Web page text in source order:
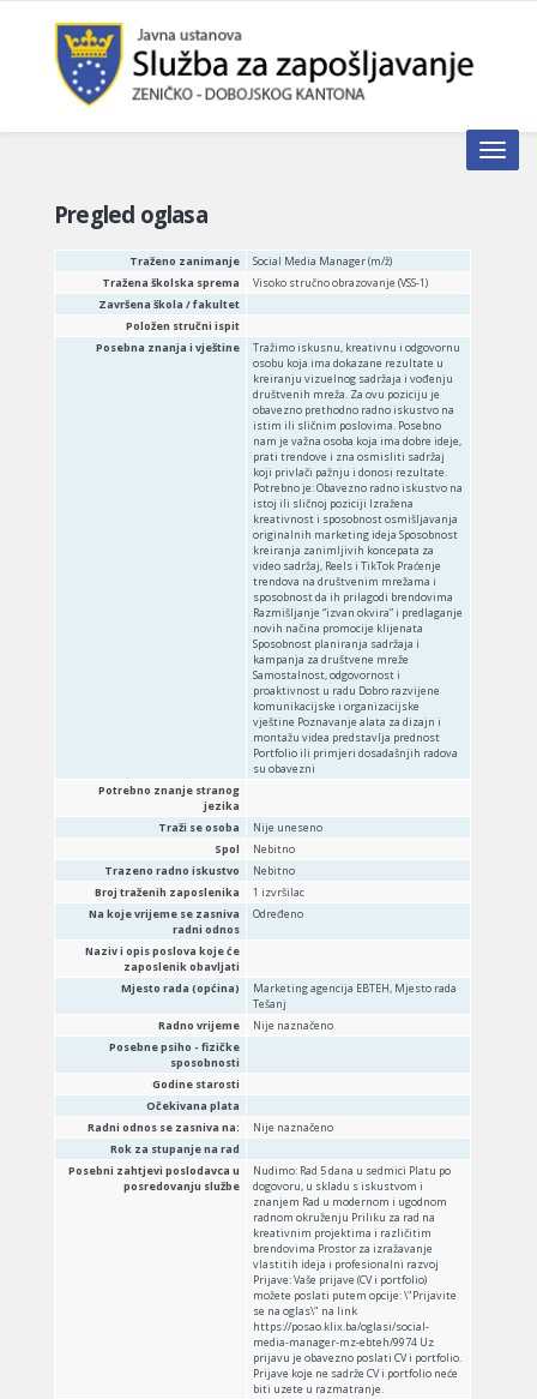
Toggle
Pregled oglasa
Traženo zanimanje
Social Media Manager (m/ž)
Tražena školska sprema
Visoko stručno obrazovanje (VSS-1)
Završena škola / fakultet
Položen stručni ispit
Posebna znanja i vještine
Tražimo iskusnu, kreativnu i odgovornu
osobu koja ima dokazane rezultate u
kreiranju vizuelnog sadržaja i vođenju
društvenih mreža. Za ovu poziciju je
obavezno prethodno radno iskustvo na
istim ili sličnim poslovima. Posebno
nam je važna osoba koja ima dobre ideje,
prati trendove i zna osmisliti sadržaj
koji privlači pažnju i donosi rezultate.
Potrebno je: Obavezno radno iskustvo na
istoj ili sličnoj poziciji Izražena
kreativnost i sposobnost osmišljavanja
originalnih marketing ideja Sposobnost
kreiranja zanimljivih koncepata za
video sadržaj, Reels i TikTok Praćenje
trendova na društvenim mrežama i
sposobnost da ih prilagodi brendovima
Razmišljanje “izvan okvira” i predlaganje
novih načina promocije klijenata
Sposobnost planiranja sadržaja i
kampanja za društvene mreže
Samostalnost, odgovornost i
proaktivnost u radu Dobro razvijene
komunikacijske i organizacijske
vještine Poznavanje alata za dizajn i
montažu videa predstavlja prednost
Portfolio ili primjeri dosadašnjih radova
su obavezni
Potrebno znanje stranog
jezika
Traži se osoba
Nije uneseno
Spol
Nebitno
Trazeno radno iskustvo
Nebitno
Broj traženih zaposlenika
1 izvršilac
Na koje vrijeme se zasniva
radni odnos
Određeno
Naziv i opis poslova koje će
zaposlenik obavljati
Mjesto rada (općina)
Marketing agencija EBTEH, Mjesto rada
Tešanj
Radno vrijeme
Nije naznačeno
Posebne psiho - fizičke
sposobnosti
Godine starosti
Očekivana plata
Radni odnos se zasniva na:
Nije naznačeno
Rok za stupanje na rad
Posebni zahtjevi poslodavca u
posredovanju službe
Nudimo: Rad 5 dana u sedmici Platu po
dogovoru, u skladu s iskustvom i
znanjem Rad u modernom i ugodnom
radnom okruženju Priliku za rad na
kreativnim projektima i različitim
brendovima Prostor za izražavanje
vlastitih ideja i profesionalni razvoj
Prijave: Vaše prijave (CV i portfolio)
možete poslati putem opcije: \"Prijavite
se na oglas\" na link
https://posao.klix.ba/oglasi/social-
media-manager-mz-ebteh/9974 Uz
prijavu je obavezno poslati CV i portfolio.
Prijave koje ne sadrže CV i portfolio neće
biti uzete u razmatranje.